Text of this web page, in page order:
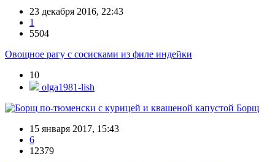
23 декабря 2016, 22:43
1
5504
Овощное рагу с сосисками из филе индейки
10
olga1981-lish
Борщ
15 января 2017, 15:43
6
12379